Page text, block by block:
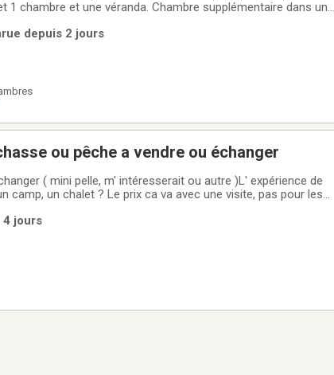
1 chambre et une véranda. Chambre supplémentaire dans un
depuis 2 jours
ou pêche a vendre ou échanger
( mini pelle, m' intéresserait ou autre )L' expérience de
avec une visite, pas pour les
4 jours